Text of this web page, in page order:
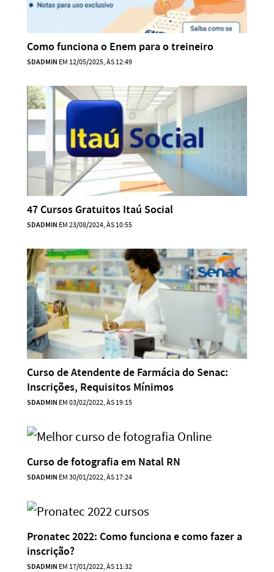
Como funciona o Enem para o treineiro
SDADMIN EM 12/05/2025, ÀS 12:49
47 Cursos Gratuitos Itaú Social
SDADMIN EM 23/08/2024, ÀS 10:55
Curso de Atendente de Farmácia do Senac:
Inscrições, Requisitos Mínimos
SDADMIN EM 03/02/2022, ÀS 19:15
Curso de fotografia em Natal RN
SDADMIN EM 30/01/2022, ÀS 17:24
Pronatec 2022: Como funciona e como fazer a
inscrição?
SDADMIN EM 17/01/2022, ÀS 11:32